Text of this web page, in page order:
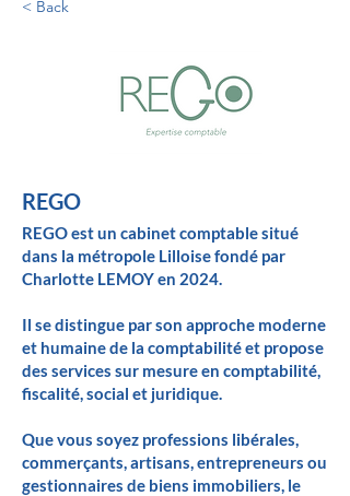
< Back
REGO
REGO est un cabinet comptable situé
dans la métropole Lilloise fondé par
Charlotte LEMOY en 2024.
Il se distingue par son approche moderne
et humaine de la comptabilité et propose
des services sur mesure en comptabilité,
fiscalité, social et juridique.
Que vous soyez professions libérales,
commerçants, artisans, entrepreneurs ou
gestionnaires de biens immobiliers, le